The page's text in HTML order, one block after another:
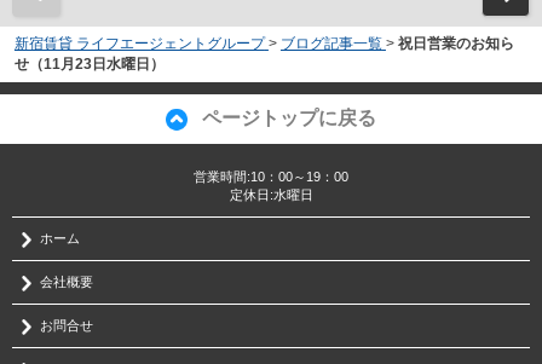
新宿賃貸 ライフエージェントグループ > ブログ記事一覧 > 祝日営業のお知ら
せ（11月23日水曜日）
ページトップに戻る
営業時間:10：00～19：00
定休日:水曜日
ホーム
会社概要
お問合せ